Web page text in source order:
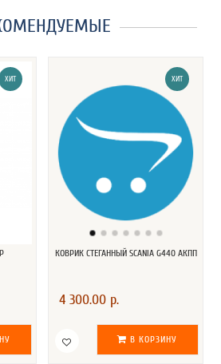
ХИТ ХИТ
КОВРИК СТЕГАННЫЙ SCANIA G440 АКПП
4 300.00 р.
В КОРЗИНУ